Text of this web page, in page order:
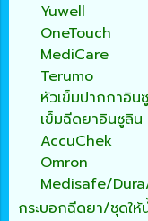
Yuwell
OneTouch
MediCare
Terumo
หัวเข็มปากกาอิน
เข็มฉีดยาอินซูลิน
AccuChek
Omron
Medisafe/
กระบอกฉีดยา/ชุดใ